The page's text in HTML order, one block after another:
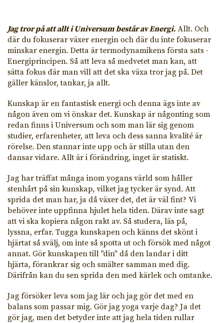
Jag tror på att allt i Universum består av Energi. Allt. Och
där du fokuserar växer energin och där du inte fokuserar
minskar energin. Detta är termodynamikens första sats -
Energiprincipen. Så att leva så medvetet man kan, att
sätta fokus där man vill att det ska växa tror jag på. Det
gäller känslor, tankar, ja allt.
Kunskap är en fantastisk energi och denna ägs inte av
någon även om vi önskar det. Kunskap är någonting som
redan finns i Universum och som man lär sig genom
studier, erfarenheter, att leva och dess sanna kvalité är
rörelse. Den stannar inte upp och är stilla utan den
dansar vidare. Allt är i förändring, inget är statiskt.
Jag har träffat många inom yogans värld som håller
stenhårt på sin kunskap, vilket jag tycker är synd. Att
sprida det man har, ja då växer det, det är väl fint? Vi
behöver inte uppfinna hjulet hela tiden. Därav inte sagt
att vi ska kopiera någon rakt av. Så studera, läs på,
lyssna, erfar. Tugga kunskapen och känns det skönt i
hjärtat så svälj, om inte så spotta ut och försök med något
annat. Gör kunskapen till "din" då den landar i ditt
hjärta, förankrar sig och smälter samman med dig.
Därifrån kan du sen sprida den med kärlek och omtanke.
Jag försöker leva som jag lär och jag gör det med en
balans som passar mig. Gör jag yoga varje dag? Ja det
gör jag, men det betyder inte att jag hela tiden rullar